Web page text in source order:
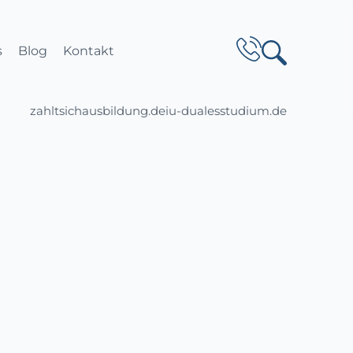
Blog Kontakt
zahltsichausbildung.deiu-dualesstudium.de